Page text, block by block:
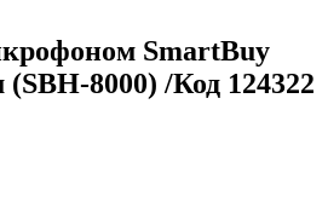
SmartBuy
8000) /Код 124322